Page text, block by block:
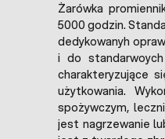
Żarówka
5000 godzin.
dedykowanyh
i do standarwoych
charakteryzujące
użytkowania.
spożywczym,
jest nagrzewanie